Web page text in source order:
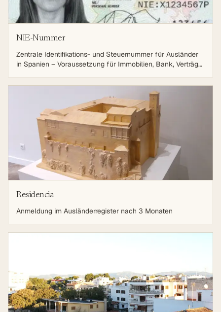
NIE-Nummer
Zentrale Identifikations- und Steuernummer für Ausländer
in Spanien – Voraussetzung für Immobilien, Bank, Verträge
Residencia
Anmeldung im Ausländerregister nach 3 Monaten